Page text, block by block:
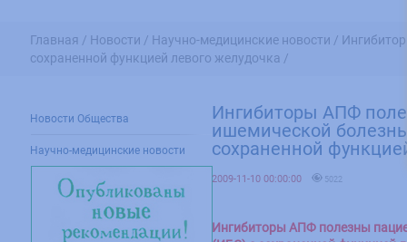
Главная / Новости / Научно-медицинские новости /
сохраненной функцией левого желудочка /
Новости Общества
Научно-медицинские новости
Ингибиторы АПФ
ишемической
сохраненной
2009-11-10 00:00:00 5022
Ингибиторы АПФ полезны